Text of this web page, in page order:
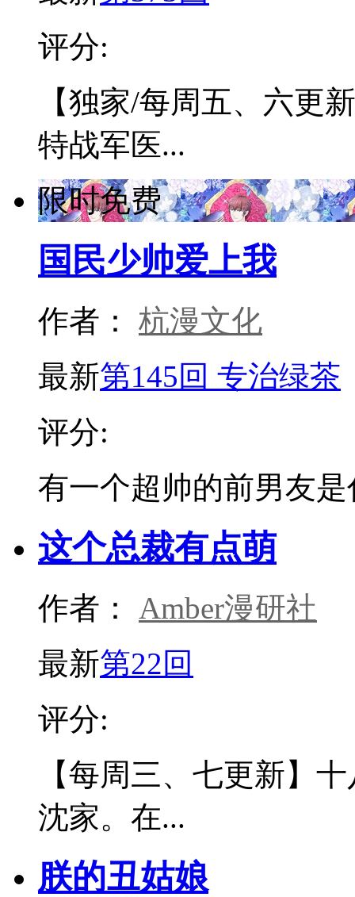
评分:
【独家/每周五、六更
特战军医...
限时免费
国民少帅爱上我
作者：
杭漫文化
最新第145回 专治绿茶
评分:
有一个超帅的前男友
这个总裁有点萌
作者：
Amber漫研社
最新第22回
评分:
【每周三、七更新】
沈家。在...
朕的丑姑娘